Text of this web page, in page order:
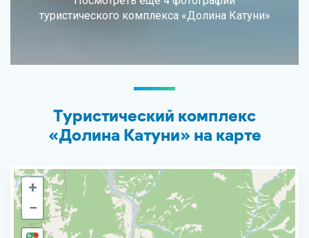
туристического комплекса «Долина Катуни»
Туристический комплекс
«Долина Катуни» на карте
+
−